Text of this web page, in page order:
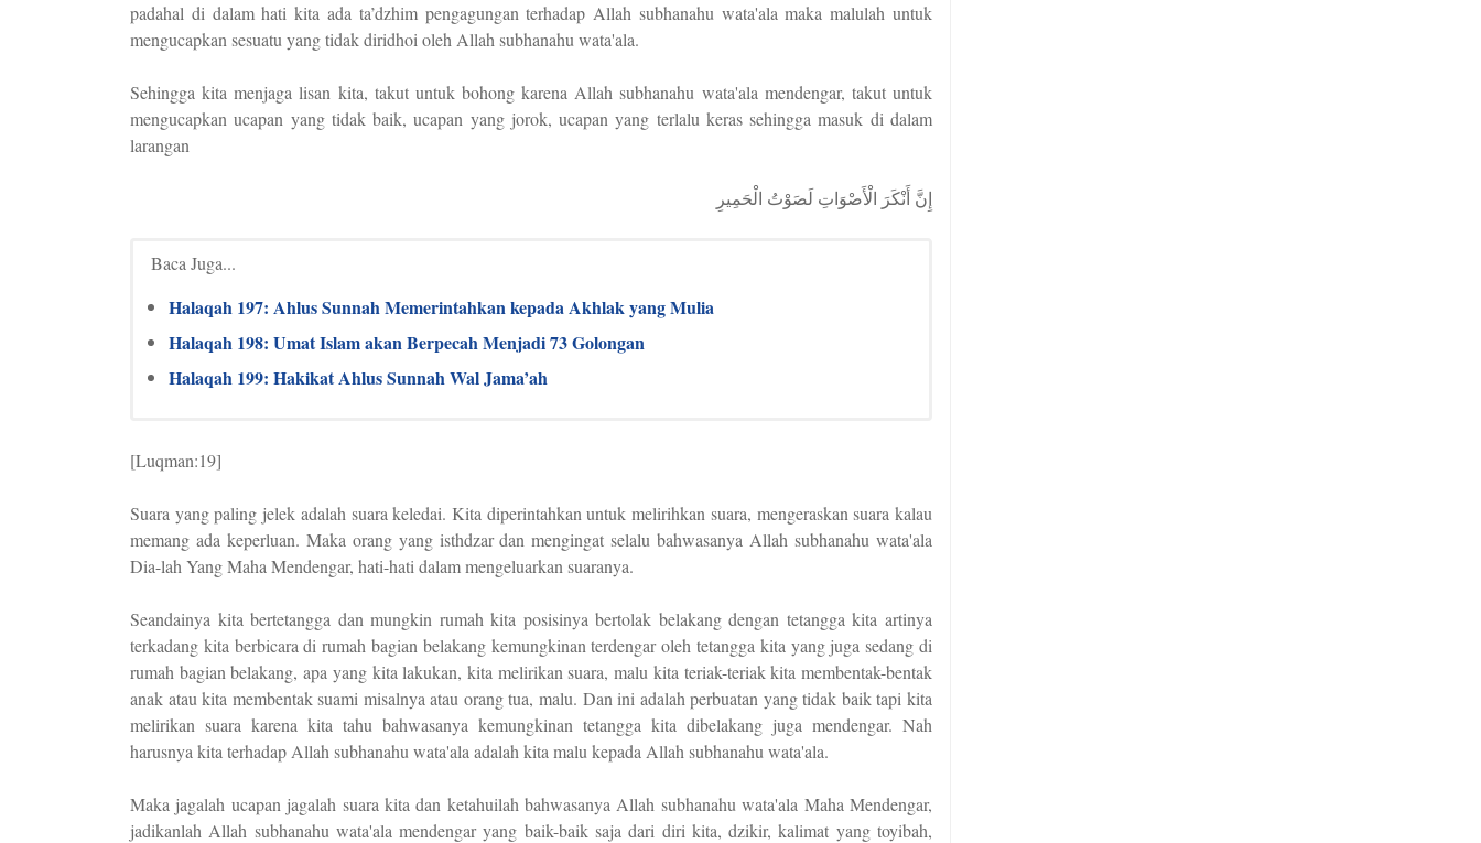
padahal di dalam hati kita ada ta’dzhim pengagungan terhadap Allah subhanahu wata'ala maka malulah untuk
mengucapkan sesuatu yang tidak diridhoi oleh Allah subhanahu wata'ala.
Sehingga kita menjaga lisan kita, takut untuk bohong karena Allah subhanahu wata'ala mendengar, takut untuk
mengucapkan ucapan yang tidak baik, ucapan yang jorok, ucapan yang terlalu keras sehingga masuk di dalam
larangan
إِنَّ أَنْكَرَ الْأَصْوَاتِ لَصَوْتُ الْحَمِيرِ
Baca Juga...
Halaqah 197: Ahlus Sunnah Memerintahkan kepada Akhlak yang Mulia
Halaqah 198: Umat Islam akan Berpecah Menjadi 73 Golongan
Halaqah 199: Hakikat Ahlus Sunnah Wal Jama’ah
[Luqman:19]
Suara yang paling jelek adalah suara keledai. Kita diperintahkan untuk melirihkan suara, mengeraskan suara kalau
memang ada keperluan. Maka orang yang isthdzar dan mengingat selalu bahwasanya Allah subhanahu wata'ala
Dia-lah Yang Maha Mendengar, hati-hati dalam mengeluarkan suaranya.
Seandainya kita bertetangga dan mungkin rumah kita posisinya bertolak belakang dengan tetangga kita artinya
terkadang kita berbicara di rumah bagian belakang kemungkinan terdengar oleh tetangga kita yang juga sedang di
rumah bagian belakang, apa yang kita lakukan, kita melirikan suara, malu kita teriak-teriak kita membentak-bentak
anak atau kita membentak suami misalnya atau orang tua, malu. Dan ini adalah perbuatan yang tidak baik tapi kita
melirikan suara karena kita tahu bahwasanya kemungkinan tetangga kita dibelakang juga mendengar. Nah
harusnya kita terhadap Allah subhanahu wata'ala adalah kita malu kepada Allah subhanahu wata'ala.
Maka jagalah ucapan jagalah suara kita dan ketahuilah bahwasanya Allah subhanahu wata'ala Maha Mendengar,
jadikanlah Allah subhanahu wata'ala mendengar yang baik-baik saja dari diri kita, dzikir, kalimat yang toyibah,